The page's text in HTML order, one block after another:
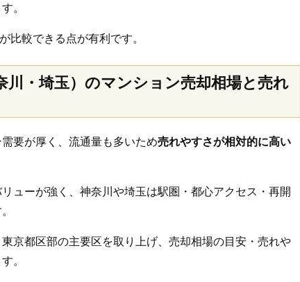
。
比較できる点が有利です。
川・埼玉）のマンション売却相場と売れ
要が厚く、流通量も多いため売れやすさが相対的に高い
ューが強く、神奈川や埼玉は駅圏・都心アクセス・再開
京都区部の主要区を取り上げ、売却相場の目安・売れや
。